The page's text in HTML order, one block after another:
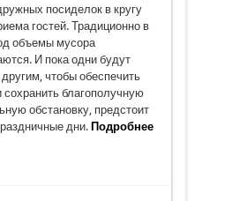
посиделок в кругу
гостей. Традиционно в
объемы мусора
И пока одни будут
чтобы обеспечить
благополучную
обстановку, предстоит
дни. Подробнее